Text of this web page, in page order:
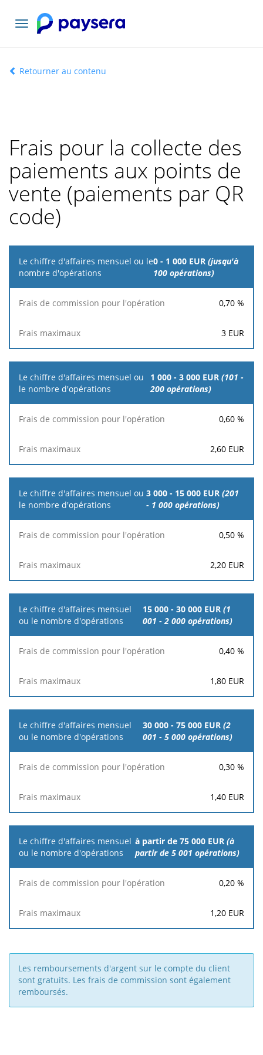
Basculer
Retourner au contenu
Frais pour la collecte des
paiements aux points de
vente (paiements par QR
code)
Le chiffre
d'affaires
d'opérations
Frais de
commission
pour
l'opération
Frais
maximaux
0 - 1 000 EUR(jusqu'à
100 opérations)
0,70 %
3 EUR
1 000 - 3 000 EUR(101 -
200 opérations)
0,60 %
2,60 EUR
3 000 - 15 000 EUR(201
- 1 000 opérations)
0,50 %
2,20 EUR
15 000 - 30 000 EUR (1
001 - 2 000 opérations)
0,40 %
1,80 EUR
30 000 - 75 000 EUR (2
001 - 5 000 opérations)
0,30 %
1,40 EUR
à partir de 75 000 EUR(à
partir de 5 001 opérations)
0,20 %
1,20 EUR
Les remboursements d'argent sur le compte du client
sont gratuits. Les frais de commission sont également
remboursés.